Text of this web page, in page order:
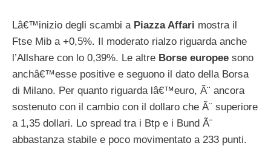
Lâ€™inizio degli scambi a Piazza Affari mostra il
Ftse Mib a +0,5%. Il moderato rialzo riguarda anche
l’Allshare con lo 0,39%. Le altre Borse europee sono
anchâ€™esse positive e seguono il dato della Borsa
di Milano. Per quanto riguarda lâ€™euro, Ã¨ ancora
sostenuto con il cambio con il dollaro che Ã¨ superiore
a 1,35 dollari. Lo spread tra i Btp e i Bund Ã¨
abbastanza stabile e poco movimentato a 233 punti.